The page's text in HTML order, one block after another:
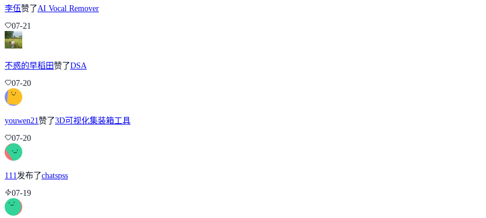
李伍赞了AI Vocal Remover
07-21
不惑的早稻田赞了DSA
07-20
youwen21赞了3D可视化集装箱工具
07-20
111 发布了chatspss
07-19